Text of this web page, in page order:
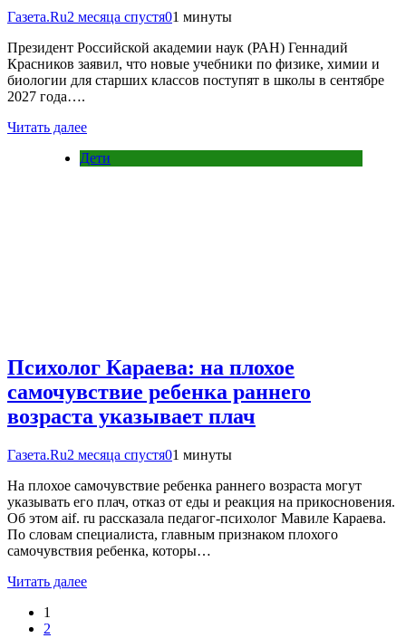
Газета.Ru2 месяца спустя01 минуты
Президент Российской академии наук (РАН) Геннадий
Красников заявил, что новые учебники по физике, химии и
биологии для старших классов поступят в школы в сентябре
2027 года….
Читать далее
Дети
Психолог Караева: на плохое
самочувствие ребенка раннего
возраста указывает плач
Газета.Ru2 месяца спустя01 минуты
На плохое самочувствие ребенка раннего возраста могут
указывать его плач, отказ от еды и реакция на прикосновения.
Об этом aif. ru рассказала педагог-психолог Мавиле Караева.
По словам специалиста, главным признаком плохого
самочувствия ребенка, которы…
Читать далее
1
2